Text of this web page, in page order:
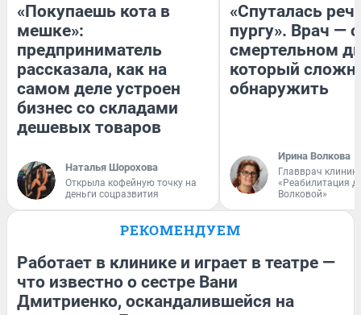
«Покупаешь кота в
мешке»:
предприниматель
рассказала, как на
самом деле устроен
бизнес со складами
дешевых товаров
Наталья Шорохова
Открыла кофейную точку на
деньги соцразвития
«Спуталась
пургу». Врач — о
смертельном
который
обнаружить
Ирина Волкова
Главврач
«Реабилитация
Волковой»
РЕКОМЕНДУЕМ
Работает в клинике и играет в театре —
что известно о сестре Вани
Дмитриенко, оскандалившейся на